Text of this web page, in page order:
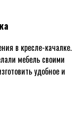
в кресле-качалке.
мебель своими
удобное и